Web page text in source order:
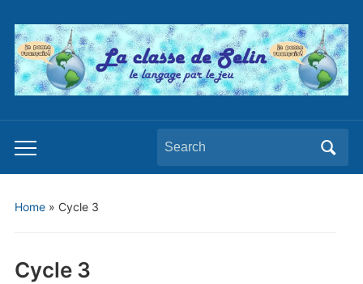
Toggle
mobile
Search
for:
Home» Cycle 3
Cycle 3